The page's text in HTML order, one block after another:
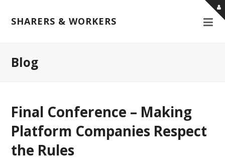
SHARERS & WORKERS
Blog
Final Conference – Making
Platform Companies Respect
the Rules